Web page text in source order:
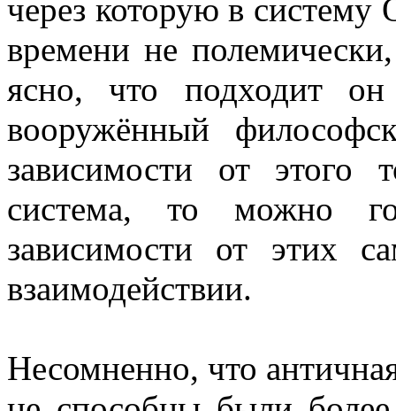
через которую в систему
времени не
ясно, что подходит
вооружённый
зависимости от этого
система, то можно
зависимости от этих
взаимодействии.
Несомненно, что